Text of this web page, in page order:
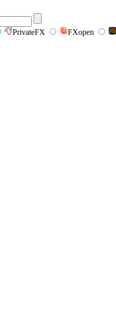
PrivateFX FXopen